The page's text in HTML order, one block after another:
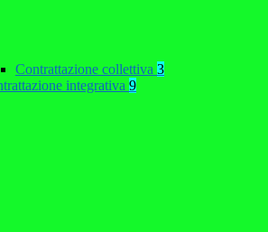
Contrattazione collettiva 3
integrativa 9